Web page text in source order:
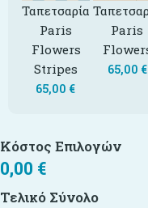
Ταπετσαρία
Paris
Flowers
Stripes
65,00 €
Paris
65,00 €
Κόστος Επιλογών
0,00 €
Τελικό Σύνολο